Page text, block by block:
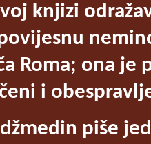
knjizi
Roma; ona je
i
piše